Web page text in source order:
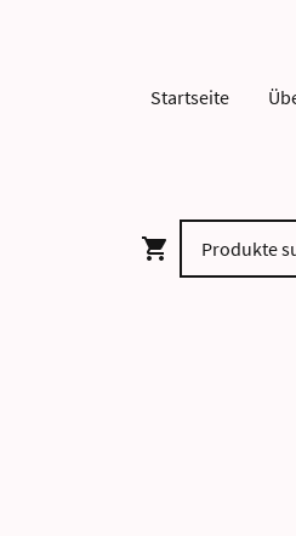
Startseite